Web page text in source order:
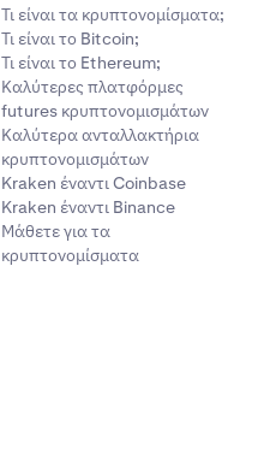
Τι είναι τα κρυπτονομίσματα;
Τι είναι το Bitcoin;
Τι είναι το Ethereum;
Καλύτερες πλατφόρμες
futures κρυπτονομισμάτων
Καλύτερα ανταλλακτήρια
κρυπτονομισμάτων
Kraken έναντι Coinbase
Kraken έναντι Binance
Μάθετε για τα
κρυπτονομίσματα